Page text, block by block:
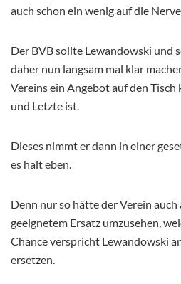
auch schon ein wenig auf die
Der BVB sollte Lewandowski und
daher nun langsam mal klar
Vereins ein Angebot auf den Tisch
und Letzte ist.
Dieses nimmt er dann in einer
es halt eben.
Denn nur so hätte der Verein
geeignetem Ersatz umzusehen,
Chance verspricht Lewandowski
ersetzen.